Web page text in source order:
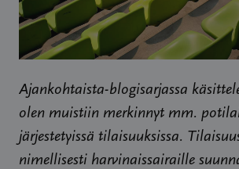
Ajankohtaista-blogisarjassa
olen muistiin merkinnyt mm.
järjestetyissä tilaisuuksissa.
nimellisesti harvinaissairaille